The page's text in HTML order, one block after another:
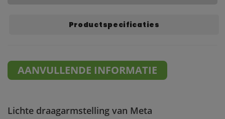
Productspecificaties
AANVULLENDE INFORMATIE
Lichte draagarmstelling van Meta